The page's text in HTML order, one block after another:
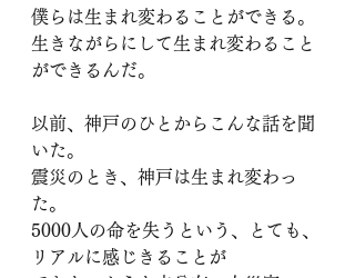
僕らは生まれ変わることができる。
生きながらにして生まれ変わること
ができるんだ。
以前、神戸のひとからこんな話を聞
いた。
震災のとき、神戸は生まれ変わっ
た。
5000人の命を失うという、とても、
リアルに感じきることが